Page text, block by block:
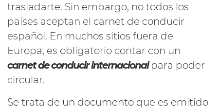
trasladarte. Sin embargo, no todos los
países aceptan el carnet de conducir
español. En muchos sitios fuera de
Europa, es obligatorio contar con un
carnet de conducir internacionalpara poder
circular.
Se trata de un documento que es emitido